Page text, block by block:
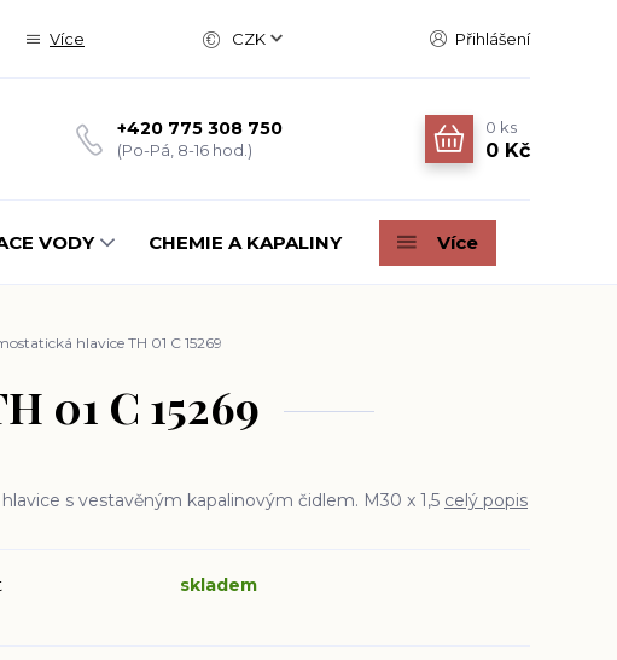
Více CZK Přihlášení
+420 775 308 750
(Po-Pá, 8-16 hod.)
0 ks
0 Kč
VODY CHEMIE A KAPALINY Více
hlavice TH 01 C 15269
01 C 15269
s vestavěným kapalinovým čidlem. M30 x 1,5 celý popis
skladem